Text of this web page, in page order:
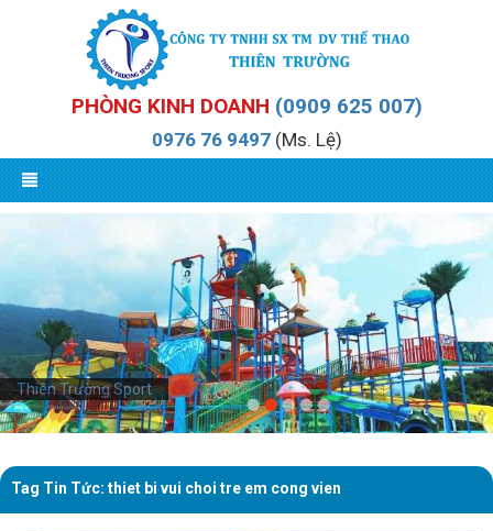
PHÒNG KINH DOANH (0909 625 007)
0976 76 9497(Ms. Lệ)
Thiên Trường Sport
Tag Tin Tức: thiet bi vui choi tre em cong vien